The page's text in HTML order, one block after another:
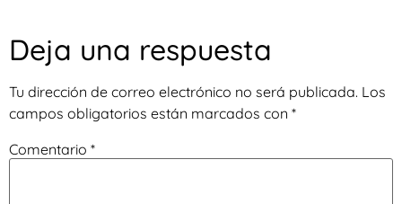
Deja una respuesta
Tu dirección de correo electrónico no será publicada. Los
campos obligatorios están marcados con *
Comentario *